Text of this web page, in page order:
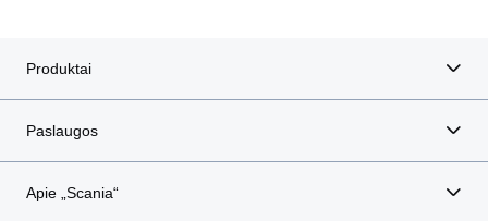
Produktai
Paslaugos
Apie „Scania“